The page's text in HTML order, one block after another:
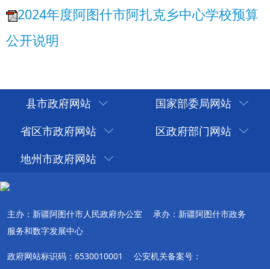
县市政府网站
国家部委局网站
省区市政府网站
区政府部门网站
地州市政府网站
主办：新疆阿图什市人民政府办公室
承办：新疆阿图什市政务
服务和数字发展中心
政府网站标识码：6530010001
公安机关备案号：